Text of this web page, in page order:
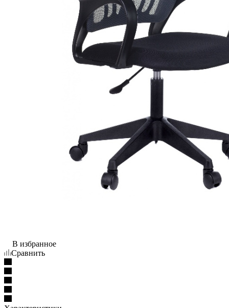
В избранное
Сравнить